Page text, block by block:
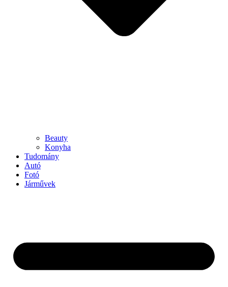
Beauty
Konyha
Tudomány
Autó
Fotó
Járművek